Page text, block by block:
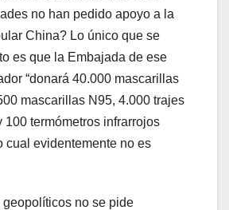
no han pedido apoyo a la
China? Lo único que se
es que la Embajada de ese
“donará 40.000 mascarillas
mascarillas N95, 4.000 trajes
100 termómetros infrarrojos
cual evidentemente no es
no se pide